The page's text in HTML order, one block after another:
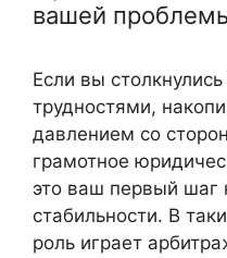
вашей
Если вы
трудностями,
давлением со
грамотное
это ваш первый шаг
стабильности. В
роль играет